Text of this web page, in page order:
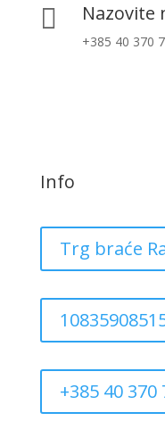
 Nazovite
+385 40 370
Info
Trg braće
+385 40 370